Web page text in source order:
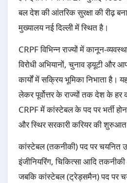
बल देश की आंतरिक सुरक्षा की रीढ़
मुख्यालय नई दिल्ली में स्थित है।
CRPF विभिन्न राज्यों में कानून-
विरोधी अभियानों, चुनाव ड्यूटी और
कार्यों में सक्रिय भूमिका निभाता है।
लेकर पूर्वोत्तर के राज्यों तक देश के हर
CRPF में कांस्टेबल के पद पर भर्ती
और स्थिर सरकारी करियर की
कांस्टेबल (तकनीकी) पद पर चयनित
इंजीनियरिंग, चिकित्सा आदि
जबकि कांस्टेबल (ट्रेड्समैन) पद पर